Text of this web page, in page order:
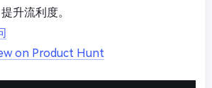
升流利度。
on Product Hunt